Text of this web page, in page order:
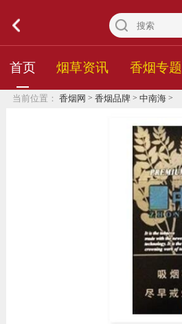
首页 烟草资讯 香烟专题
当前位置： 香烟网 > 香烟品牌 > 中南海>